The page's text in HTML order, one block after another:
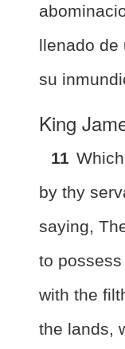
llenado de
su
King
11
by thy
saying,
to
with the
the lands,